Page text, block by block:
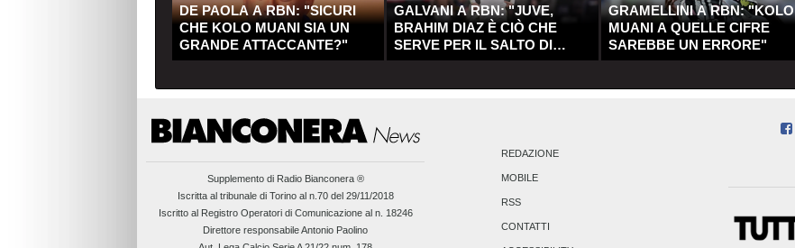
DE PAOLA A RBN: "SICURI
CHE KOLO MUANI SIA UN
GRANDE ATTACCANTE?"
GALVANI A RBN: "JUVE,
BRAHIM DIAZ È CIÒ CHE
SERVE PER IL SALTO DI
QUALITÀ"
GRAMELLINI A RBN: "KOLO
MUANI A QUELLE CIFRE
SAREBBE UN ERRORE"
Supplemento di Radio Bianconera ®
Iscritta al tribunale di Torino al n.70 del 29/11/2018
Iscritto al Registro Operatori di Comunicazione al n. 18246
Direttore responsabile Antonio Paolino
REDAZIONE
MOBILE
RSS
CONTATTI